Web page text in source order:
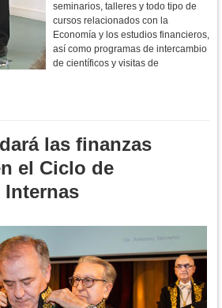
seminarios, talleres y todo tipo de
cursos relacionados con la
Economía y los estudios financieros,
así como programas de intercambio
de científicos y visitas de
las finanzas
el Ciclo de
Internas